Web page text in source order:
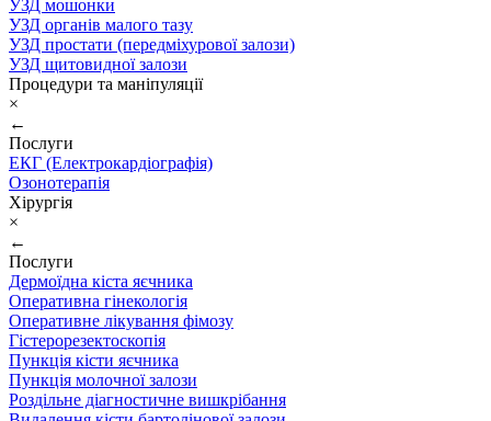
УЗД мошонки
УЗД органів малого тазу
УЗД простати (передміхурової залози)
УЗД щитовидної залози
Процедури та маніпуляції
×
←
Послуги
ЕКГ (Електрокардіографія)
Озонотерапія
Хірургія
×
←
Послуги
Дермоїдна кіста яєчника
Оперативна гінекологія
Оперативне лікування фімозу
Гістерорезектоскопія
Пункція кісти яєчника
Пункція молочної залози
Роздільне діагностичне вишкрібання